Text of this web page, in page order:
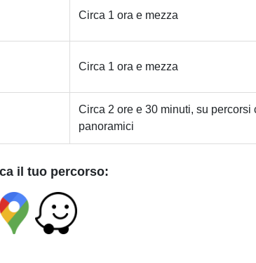
Circa 1 ora e mezza
Circa 1 ora e mezza
Circa 2 ore e 30 minuti, su percorsi
panoramici
il tuo percorso: